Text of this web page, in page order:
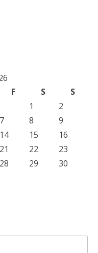
F S
S
1
2
7 8
9
14 15
16
21 22
23
28 29
30